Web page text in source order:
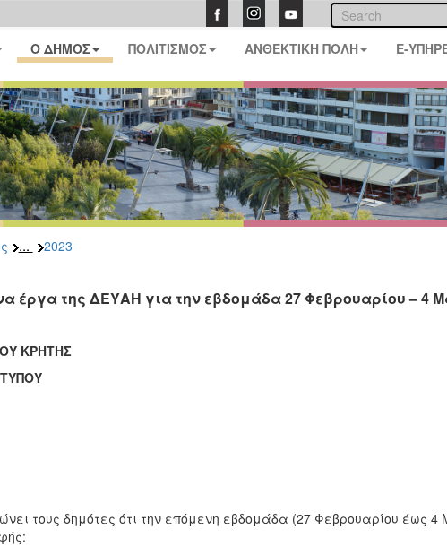
Ο ΔΗΜΟΣ ΠΟΛΙΤΙΣΜΟΣ ΑΝΘΕΚΤΙΚΗ ΠΟΛΗ E-
... 2023
έργα της ΔΕΥΑΗ για την εβδομάδα 27 Φεβρουαρίου – 4
ΚΡΗΤΗΣ
τους δημότες ότι την επόμενη εβδομάδα (27 Φεβρουαρίου έως 4